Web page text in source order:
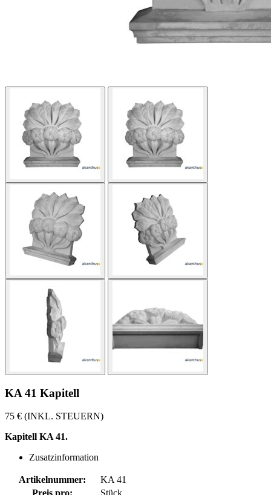
KA 41 Kapitell
75 € (INKL. STEUERN)
Kapitell KA 41.
Zusatzinformation
Artikelnummer:
KA 41